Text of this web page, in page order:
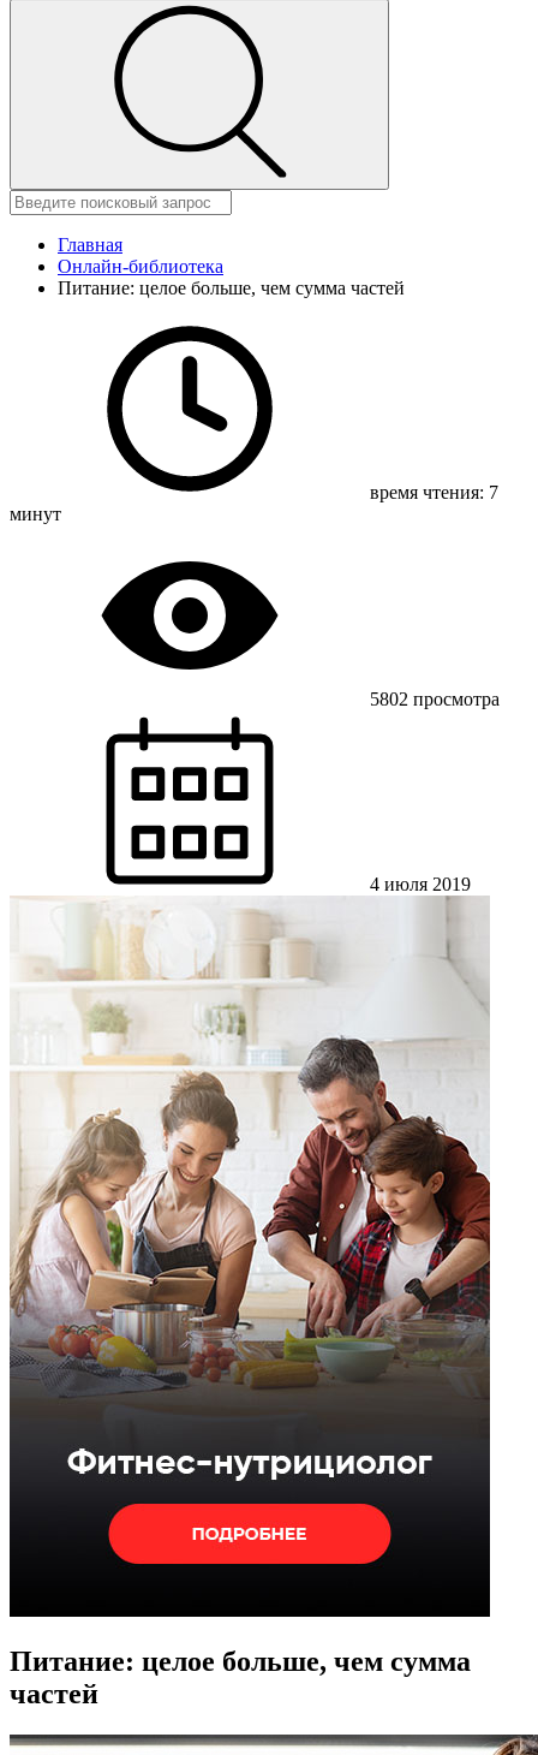
Главная
Онлайн-библиотека
Питание: целое больше, чем сумма частей
время чтения: 7
минут
5802 просмотра
4 июля 2019
Питание: целое больше, чем сумма
частей